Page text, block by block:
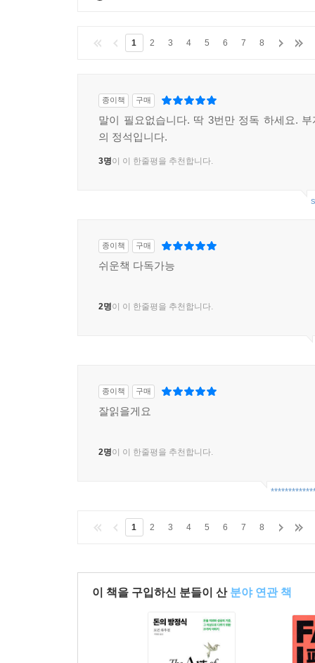
1 2 3 4 5 6 7 8
종이책 구매
말이 필요없습니다. 딱 3번만 정독 하세요.
의 정석입니다.
3명이 이 한줄평을 추천합니다.
종이책 구매
쉬운책 다독가능
2명이 이 한줄평을 추천합니다.
종이책 구매
잘읽을게요
2명이 이 한줄평을 추천합니다.
1 2 3 4 5 6 7 8
이 책을 구입하신 분들이 산 분야 연관 책